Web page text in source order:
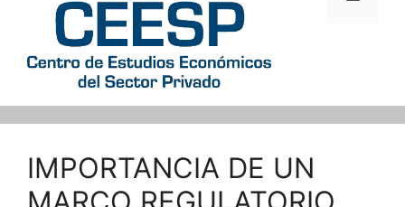
IMPORTANCIA DE UN